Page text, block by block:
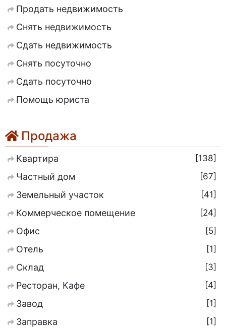
Продать недвижимость
Снять недвижимость
Сдать недвижимость
Снять посуточно
Сдать посуточно
Помощь юриста
Продажа
Квартира
138
Частный дом
67
Земельный участок
41
Коммерческое помещение
24
Офис
5
Отель
1
Склад
3
Ресторан, Кафе
4
Завод
1
Заправка
1